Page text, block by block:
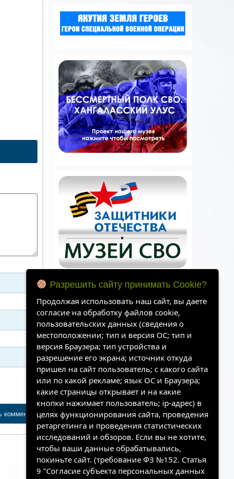
Архивы
Разрешить сайту принимать Cookie?
Продолжая использовать наш сайт, вы даете
согласие на обработку файлов cookie,
пользовательских данных (сведения о
местоположении; тип и версия ОС; тип и
версия Браузера; тип устройства и
разрешение его экрана; источник откуда
пришел на сайт пользователь; с какого сайта
или по какой рекламе; язык ОС и Браузера;
какие страницы открывает и на какие
кнопки нажимает пользователь; ip-адрес) в
целях функционирования сайта, проведения
ретаргетинга и проведения статистических
исследований и обзоров. Если вы не хотите,
чтобы ваши данные обрабатывались,
покиньте сайт. (требование ФЗ №152. Статья
9 "Согласие субъекта персональных данных